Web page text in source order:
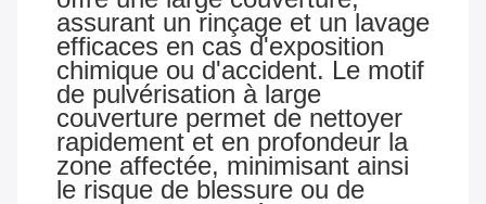
assurant un rinçage et un lavage
efficaces en cas d'exposition
chimique ou d'accident. Le motif
de pulvérisation à large
couverture permet de nettoyer
rapidement et en profondeur la
zone affectée, minimisant ainsi
le risque de blessure ou de